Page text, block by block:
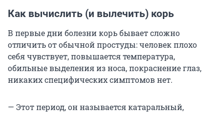
Как вычислить (и вылечить) корь
В первые дни болезни корь бывает сложно
отличить от обычной простуды: человек плохо
себя чувствует, повышается температура,
обильные выделения из носа, покраснение глаз,
никаких специфических симптомов нет.
— Этот период, он называется катаральный,